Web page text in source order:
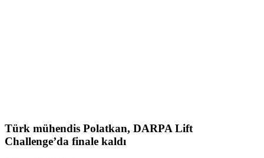
Türk mühendis Polatkan, DARPA Lift
Challenge’da finale kaldı